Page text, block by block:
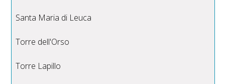
Santa Maria di Leuca
Torre dell'Orso
Torre Lapillo